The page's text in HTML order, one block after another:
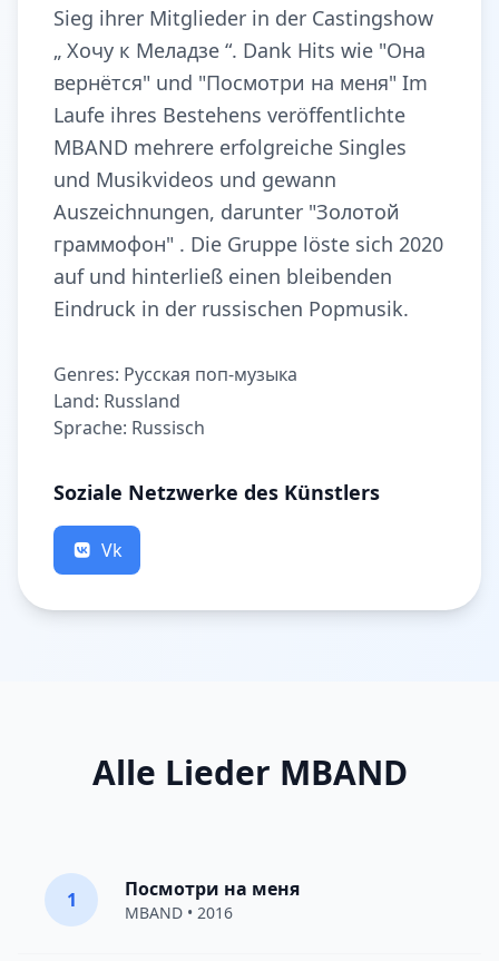
Sieg ihrer Mitglieder in der Castingshow
„ Хочу к Меладзе “. Dank Hits wie "Она
вернётся" und "Посмотри на меня" Im
Laufe ihres Bestehens veröffentlichte
MBAND mehrere erfolgreiche Singles
und Musikvideos und gewann
Auszeichnungen, darunter "Золотой
граммофон" . Die Gruppe löste sich 2020
auf und hinterließ einen bleibenden
Eindruck in der russischen Popmusik.
Genres: Русская поп-музыка
Land: Russland
Sprache: Russisch
Soziale Netzwerke des Künstlers
Vk
Alle Lieder MBAND
1 Посмотри на меня
MBAND • 2016